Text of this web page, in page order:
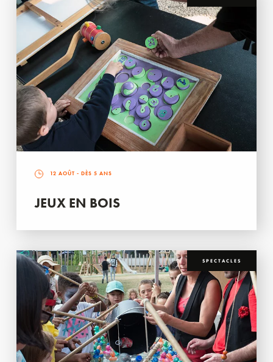
12 AOÛT - DÈS 5 ANS
JEUX EN BOIS
SPECTACLES